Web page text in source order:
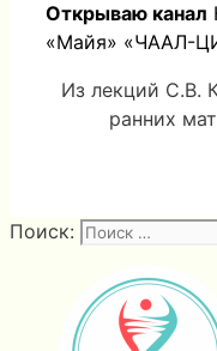
Открываю канал
«Майя» «ЧААЛ-
Из лекций С.В.
ранних
Поиск: